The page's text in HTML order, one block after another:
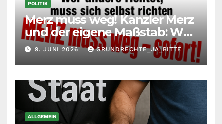
POLITIK
Merz muss weg! Kanzler Merz
und der eigene Maßstab: Wer
andere richtet, muss sich
selbst richten
9. JUNI 2026 GRUNDRECHTE_JA_BITTE
ALLGEMEIN